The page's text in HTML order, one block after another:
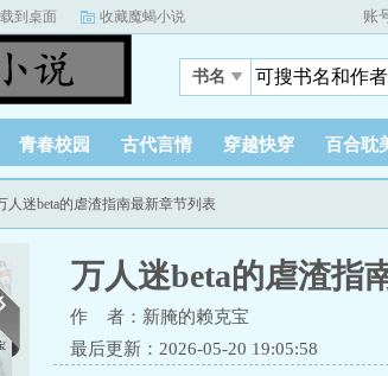
到桌面 收藏魔蝎小说 账
书名
青春校园 古代言情 穿越快穿 百合耽
人迷beta的虐渣指南最新章节列表
万人迷beta的虐渣指
作 者：新腌的赖克宝
最后更新：2026-05-20 19:05:58